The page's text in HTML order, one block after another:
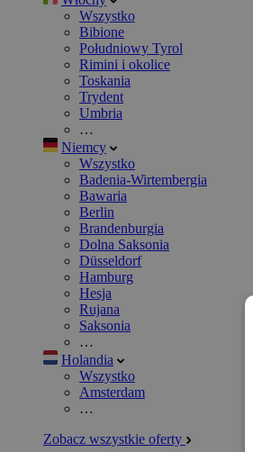
Wszystko
Bibione
Południowy Tyrol
Rimini i okolice
Toskania
Trydent
Umbria
…
Niemcy
Wszystko
Badenia-Wirtembergia
Bawaria
Berlin
Brandenburgia
Dolna Saksonia
Düsseldorf
Hamburg
Hesja
Rujana
Saksonia
…
Holandia
Wszystko
Amsterdam
…
Zobacz wszystkie oferty